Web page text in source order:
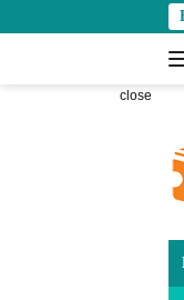
to
close